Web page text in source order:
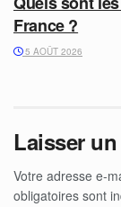
France ?
5 AOÛT 2026
Laisser
Votre adresse e-
obligatoires sont